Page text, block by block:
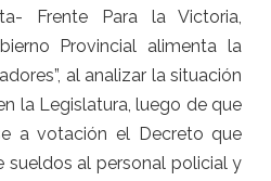
Frente Para la Victoria,
Provincial alimenta la
al analizar la situación
la Legislatura, luego de que
a votación el Decreto que
sueldos al personal policial y